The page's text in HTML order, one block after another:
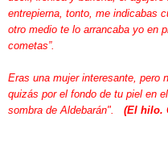
entrepierna, tonto, me indicabas
otro medio te lo arrancaba yo en
cometas”.
Eras una mujer interesante, pero
quizás por el fondo de tu piel en
sombra de Aldebarán".
(El hilo.